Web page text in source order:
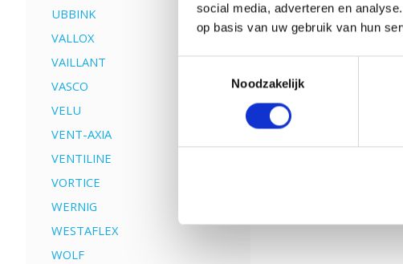
social media, adverteren en
op basis van uw gebruik van hun
Noodzakelijk
UBBINK
VALLOX
VAILLANT
VASCO
VELU
VENT-AXIA
VENTILINE
VORTICE
WERNIG
WESTAFLEX
WOLF